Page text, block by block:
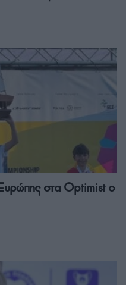
στα Optimist ο